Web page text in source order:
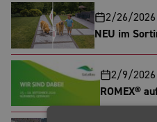
2/26/2026
NEU im
2/9/2026
ROMEX®